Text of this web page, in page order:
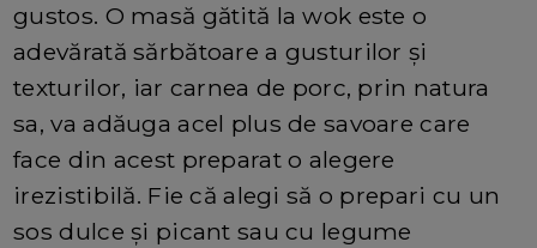
gustos. O masă gătită la wok este o
adevărată sărbătoare a gusturilor și
texturilor, iar carnea de porc, prin natura
sa, va adăuga acel plus de savoare care
face din acest preparat o alegere
irezistibilă. Fie că alegi să o prepari cu un
sos dulce și picant sau cu legume